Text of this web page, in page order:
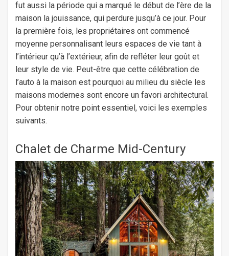
fut aussi la période qui a marqué le début de l’ère de la
maison la jouissance, qui perdure jusqu’à ce jour. Pour
la première fois, les propriétaires ont commencé
moyenne personnalisant leurs espaces de vie tant à
l’intérieur qu’à l’extérieur, afin de refléter leur goût et
leur style de vie. Peut-être que cette célébration de
l’auto à la maison est pourquoi au milieu du siècle les
maisons modernes sont encore un favori architectural.
Pour obtenir notre point essentiel, voici les exemples
suivants.
Chalet de Charme Mid-Century